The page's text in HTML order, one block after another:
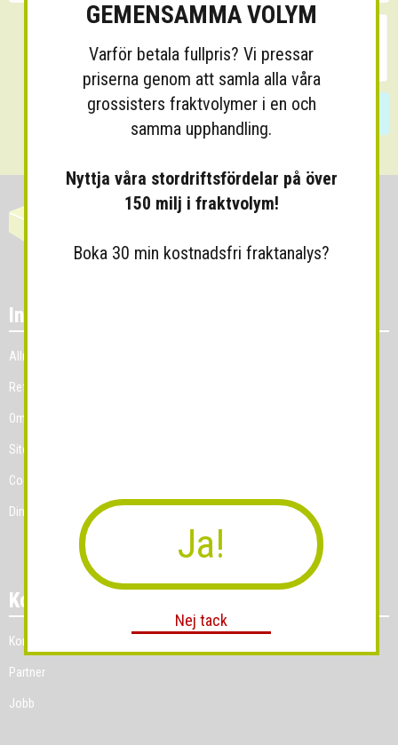
Information
Allmänna villkor
Referenskunder
Om Grossist.se
Sitemap
Cookies
Dina Cookie-prefenser
Kontakt
Kontakt
Partner
Jobb
GEMENSAMMA VOLYM
Varför betala fullpris? Vi pressar
priserna genom att samla alla våra
grossisters fraktvolymer i en och
samma upphandling.
Nyttja våra stordriftsfördelar på över
150 milj i fraktvolym!
Boka 30 min kostnadsfri fraktanalys?
Ja!
Nej tack